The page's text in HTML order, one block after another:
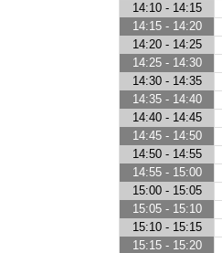
14:10 - 14:15
14:15 - 14:20
14:20 - 14:25
14:25 - 14:30
14:30 - 14:35
14:35 - 14:40
14:40 - 14:45
14:45 - 14:50
14:50 - 14:55
14:55 - 15:00
15:00 - 15:05
15:05 - 15:10
15:10 - 15:15
15:15 - 15:20